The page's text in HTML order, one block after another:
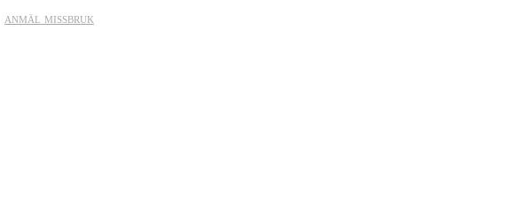
anmäl missbruk